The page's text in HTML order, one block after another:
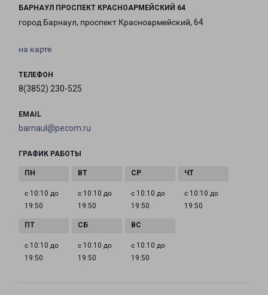
БАРНАУЛ ПРОСПЕКТ КРАСНОАРМЕЙСКИЙ 64
город Барнаул, проспект Красноармейский, 64
на карте
ТЕЛЕФОН
8(3852) 230-525
EMAIL
barnaul@pecom.ru
ГРАФИК РАБОТЫ
с 10:10 до
19:50
с 10:10 до
19:50
с 10:10 до
19:50
с 10:10 до
19:50
с 10:10 до
19:50
с 10:10 до
19:50
с 10:10 до
19:50